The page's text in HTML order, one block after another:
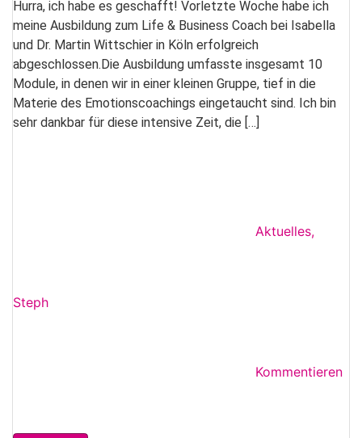
Hurra, ich habe es geschafft! Vorletzte Woche habe ich
meine Ausbildung zum Life & Business Coach bei Isabella
und Dr. Martin Wittschier in Köln erfolgreich
abgeschlossen.Die Ausbildung umfasste insgesamt 10
Module, in denen wir in einer kleinen Gruppe, tief in die
Materie des Emotionscoachings eingetaucht sind. Ich bin
sehr dankbar für diese intensive Zeit, die […]
Aktuelles,
Steph
Kommentieren